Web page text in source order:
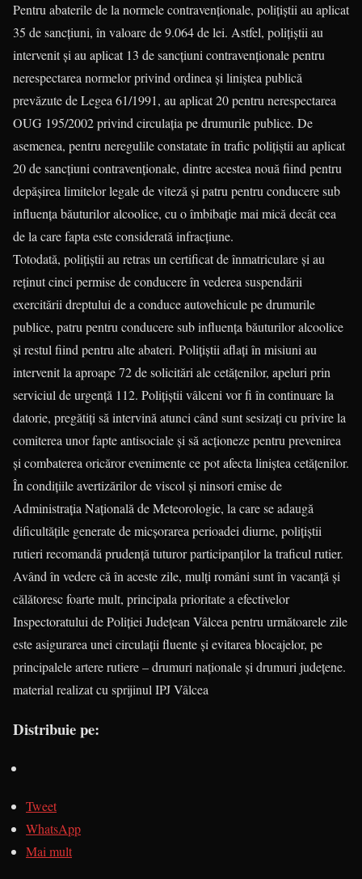
Pentru abaterile de la normele contravenţionale, poliţiştii au aplicat
35 de sancţiuni, în valoare de 9.064 de lei. Astfel, poliţiştii au
intervenit şi au aplicat 13 de sancţiuni contravenţionale pentru
nerespectarea normelor privind ordinea şi liniştea publică
prevăzute de Legea 61/1991, au aplicat 20 pentru nerespectarea
OUG 195/2002 privind circulația pe drumurile publice. De
asemenea, pentru neregulile constatate în trafic poliţiştii au aplicat
20 de sancţiuni contravenţionale, dintre acestea nouă fiind pentru
depăşirea limitelor legale de viteză şi patru pentru conducere sub
influenţa băuturilor alcoolice, cu o îmbibaţie mai mică decât cea
de la care fapta este considerată infracţiune.
Totodată, poliţiştii au retras un certificat de înmatriculare şi au
reţinut cinci permise de conducere în vederea suspendării
exercitării dreptului de a conduce autovehicule pe drumurile
publice, patru pentru conducere sub influenţa băuturilor alcoolice
şi restul fiind pentru alte abateri. Poliţiştii aflaţi în misiuni au
intervenit la aproape 72 de solicitări ale cetăţenilor, apeluri prin
serviciul de urgenţă 112. Polițiștii vâlceni vor fi în continuare la
datorie, pregătiţi să intervină atunci când sunt sesizaţi cu privire la
comiterea unor fapte antisociale şi să acţioneze pentru prevenirea
şi combaterea oricăror evenimente ce pot afecta liniştea cetăţenilor.
În condițiile avertizărilor de viscol și ninsori emise de
Administrația Națională de Meteorologie, la care se adaugă
dificultăţile generate de micşorarea perioadei diurne, poliţiştii
rutieri recomandă prudenţă tuturor participanţilor la traficul rutier.
Având în vedere că în aceste zile, mulți români sunt în vacanță și
călătoresc foarte mult, principala prioritate a efectivelor
Inspectoratului de Poliției Județean Vâlcea pentru următoarele zile
este asigurarea unei circulații fluente și evitarea blocajelor, pe
principalele artere rutiere – drumuri naționale și drumuri județene.
material realizat cu sprijinul IPJ Vâlcea
Distribuie pe:
Tweet
WhatsApp
Mai mult